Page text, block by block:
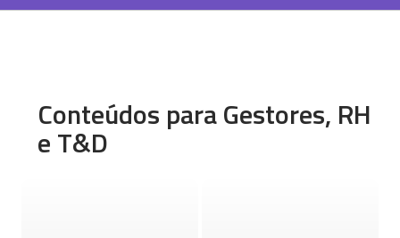
Conteúdos para Gestores, RH
e T&D